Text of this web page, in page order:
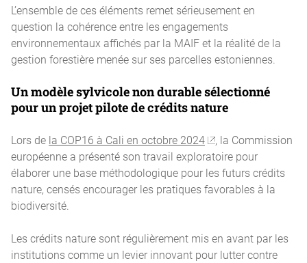
L’ensemble de ces éléments remet sérieusement en
question la cohérence entre les engagements
environnementaux affichés par la MAIF et la réalité de la
gestion forestière menée sur ses parcelles estoniennes.
Un modèle sylvicole non durable sélectionné
pour un projet pilote de crédits nature
Lors de la COP16 à Cali en octobre 2024
, la Commission
européenne a présenté son travail exploratoire pour
élaborer une base méthodologique pour les futurs crédits
nature, censés encourager les pratiques favorables à la
biodiversité.
Les crédits nature sont régulièrement mis en avant par les
institutions comme un levier innovant pour lutter contre